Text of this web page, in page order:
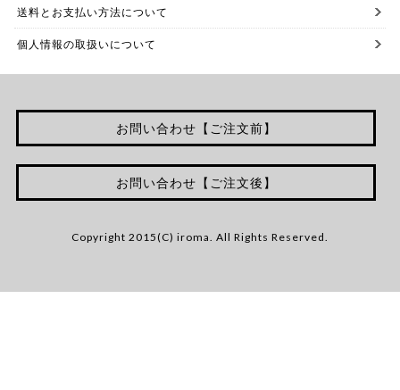
送料とお支払い方法について
個人情報の取扱いについて
お問い合わせ【ご注文前】
お問い合わせ【ご注文後】
Copyright 2015(C) iroma. All Rights Reserved.